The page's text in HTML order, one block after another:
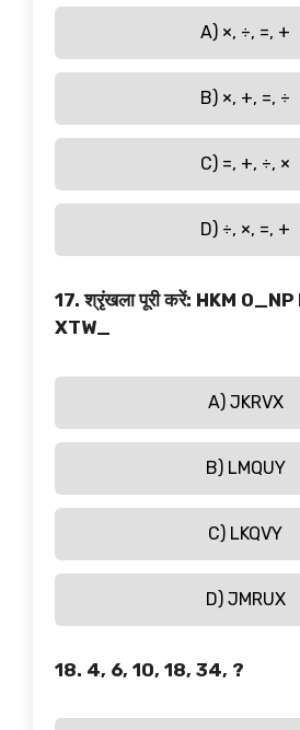
A) ×, ÷, =, +
B) ×, +, =, ÷
C) =, +, ÷, ×
D) ÷, ×, =, +
17. श्रृंखला पूरी करें: HKM
XTW_
A) JKRVX
B) LMQUY
C) LKQVY
D) JMRUX
18. 4, 6, 10, 18, 34, ?